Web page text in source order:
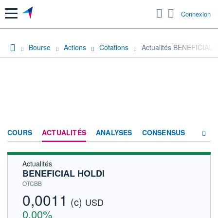
Menu Connexion
Bourse Actions Cotations Actualités BENEFICIAL
COURS ACTUALITÉS ANALYSES CONSENSUS
Actualités
BENEFICIAL HOLDI
OTCBB
0,0011 (c) USD
0,00%